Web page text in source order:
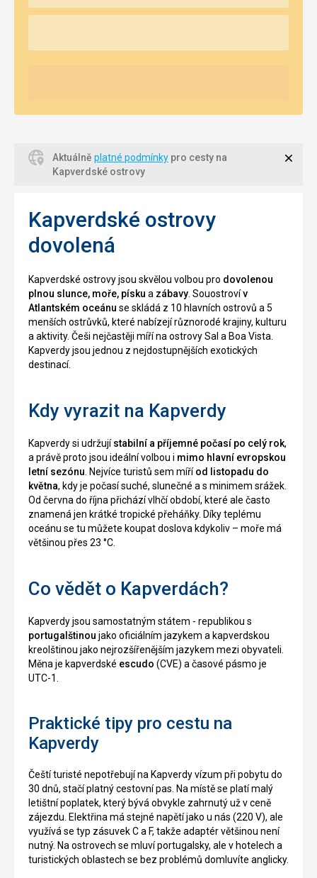
Aktuálně platné podmínky pro cesty na
Kapverdské ostrovy
Kapverdské ostrovy
dovolená
Kapverdské ostrovy jsou skvělou volbou pro dovolenou
plnou slunce, moře, písku a zábavy . Souostrovív
Atlantském oceánu se skládá z 10 hlavních ostrovů a 5
menších ostrůvků, které nabízejí různorodé krajiny, kulturu
a aktivity. Češi nejčastěji míří na ostrovy Sal a Boa Vista.
Kapverdy jsou jednou z nejdostupnějších exotických
destinací.
Kdy vyrazit na Kapverdy
Kapverdy si udržujístabilní a příjemné počasí po celý rok,
a právě proto jsou ideální volbou i mimo hlavní evropskou
letní sezónu . Nejvíce turistů sem míříod listopadu do
května, kdy je počasí suché, slunečné a s minimem srážek.
Od června do října přichází vlhčí období, které ale často
znamená jen krátké tropické přeháňky. Díky teplému
oceánu se tu můžete koupat doslova kdykoliv – moře má
většinou přes 23 °C.
Co vědět o Kapverdách?
Kapverdy jsou samostatným státem - republikou s
portugalštinou jako oficiálním jazykem a kapverdskou
kreolštinou jako nejrozšířenějším jazykem mezi obyvateli.
Měna je kapverdské escudo (CVE) a časové pásmo je
UTC-1.
Praktické tipy pro cestu na
Kapverdy
Čeští turisté nepotřebují na Kapverdy vízum při pobytu do
30 dnů, stačí platný cestovní pas. Na místě se platí malý
letištní poplatek, který bývá obvykle zahrnutý už v ceně
zájezdu. Elektřina má stejné napětí jako u nás (220 V), ale
využívá se typ zásuvek C a F, takže adaptér většinou není
nutný. Na ostrovech se mluví portugalsky, ale v hotelech a
turistických oblastech se bez problémů domluvíte anglicky.